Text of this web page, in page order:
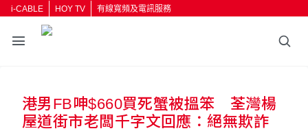
i-CABLE HOY TV 有線寬頻及電訊服務
港男FB呻$660買死蟹被搵笨 荃灣楊
屋道街市老闆千字文回應：絕無欺詐